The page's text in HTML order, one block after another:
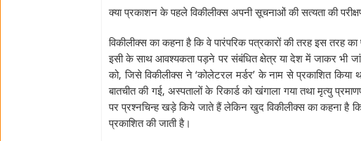
क्या प्रकाशन के पहले विकीलीक्स अपनी सूचनाओं की सत्यता की
विकीलीक्स का कहना है कि वे पारंपरिक पत्रकारों की तरह इस तरह
इसी के साथ आवश्यकता पड़ने पर संबंधित क्षेत्र या देश में जाकर भी
को, जिसे विकीलीक्स ने ‘कोलेटरल मर्डर’ के नाम से प्रकाशित
बातचीत की गई, अस्पतालों के रिकार्ड को खंगाला गया तथा मृत्यु
पर प्रश्नचिन्ह खड़े किये जाते हैं लेकिन खुद विकीलीक्स का कहना है
प्रकाशित की जाती है।